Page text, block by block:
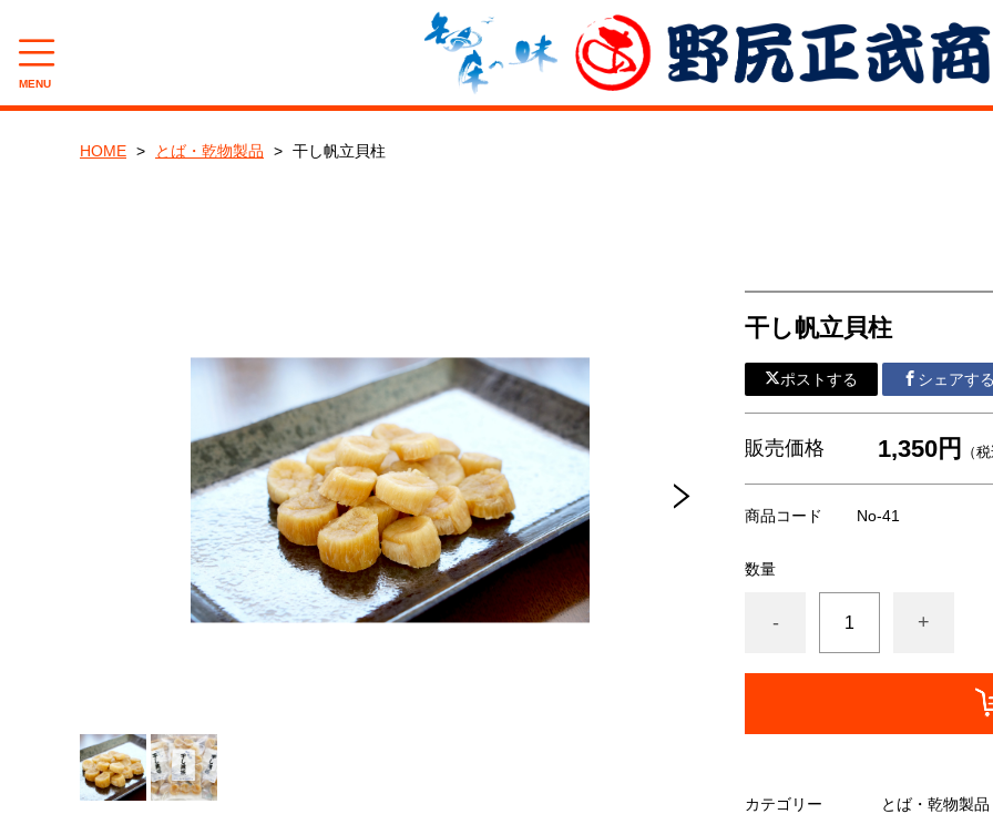
MENU
HOME とば・乾物製品 干し帆立貝柱
干し帆立貝柱
ポストする シェアする
販売価格 1,350円 （
商品コード No-41
数量
- +
カテゴリー とば・乾物製品